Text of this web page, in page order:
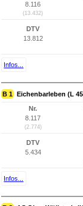
8.116
(13.432)
DTV
13.812
Infos...
B 1 Eichenbarleben (L
Nr.
8.117
(2.774)
DTV
5.434
Infos...